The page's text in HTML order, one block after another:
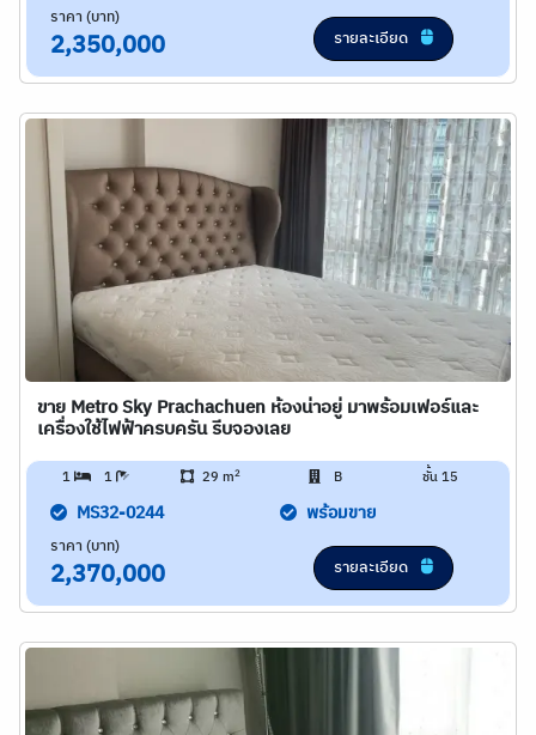
ราคา (บาท)
2,350,000 รายละเอียด
ขาย Metro Sky Prachachuen ห้องน่าอยู่ มาพร้อมเฟอร์และ
เครื่องใช้ไฟฟ้าครบครัน รีบจองเลย
1 1 29 m2 B ชั้น 15
MS32-0244 พร้อมขาย
ราคา (บาท)
2,370,000 รายละเอียด